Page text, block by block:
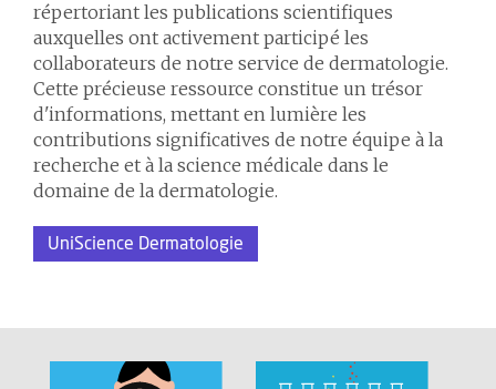
répertoriant les publications scientifiques
auxquelles ont activement participé les
collaborateurs de notre service de dermatologie.
Cette précieuse ressource constitue un trésor
d'informations, mettant en lumière les
contributions significatives de notre équipe à la
recherche et à la science médicale dans le
domaine de la dermatologie.
UniScience Dermatologie